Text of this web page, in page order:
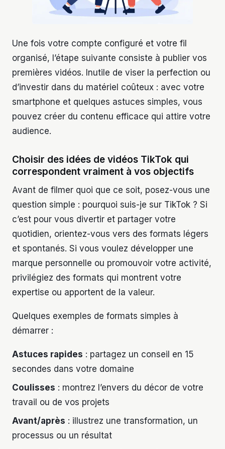
Une fois votre compte configuré et votre fil
organisé, l’étape suivante consiste à publier vos
premières vidéos. Inutile de viser la perfection ou
d’investir dans du matériel coûteux : avec votre
smartphone et quelques astuces simples, vous
pouvez créer du contenu efficace qui attire votre
audience.
Choisir des idées de vidéos TikTok qui
correspondent vraiment à vos objectifs
Avant de filmer quoi que ce soit, posez-vous une
question simple : pourquoi suis-je sur TikTok ? Si
c’est pour vous divertir et partager votre
quotidien, orientez-vous vers des formats légers
et spontanés. Si vous voulez développer une
marque personnelle ou promouvoir votre activité,
privilégiez des formats qui montrent votre
expertise ou apportent de la valeur.
Quelques exemples de formats simples à
démarrer :
Astuces rapides : partagez un conseil en 15
secondes dans votre domaine
Coulisses : montrez l’envers du décor de votre
travail ou de vos projets
Avant/après : illustrez une transformation, un
processus ou un résultat